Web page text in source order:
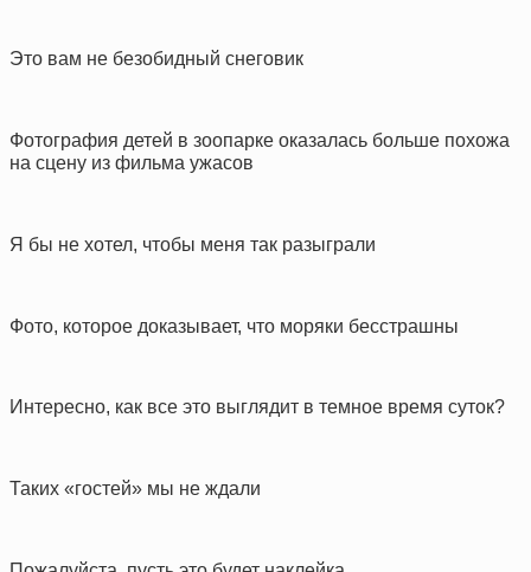
Это вам не безобидный снеговик
Фотография детей в зоопарке оказалась больше похожа
на сцену из фильма ужасов
Я бы не хотел, чтобы меня так разыграли
Фото, которое доказывает, что моряки бесстрашны
Интересно, как все это выглядит в темное время суток?
Таких «гостей» мы не ждали